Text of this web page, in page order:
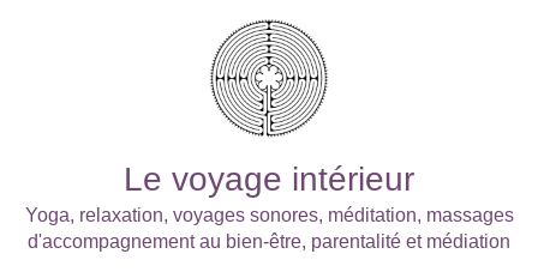
Le voyage intérieur
Yoga, relaxation, voyages sonores, méditation, massages
d'accompagnement au bien-être, parentalité et médiation